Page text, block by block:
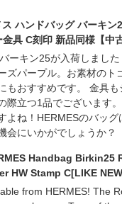
ハンドバッグ バーキン
具 C刻印 新品同様【中古
ーキン25が入荷しまし
ズパープル。お素材のト
もおすすめです。 金具も
際立つ1品でございます
よね！HERMESのバッ
会にいかがでしょうか？
Handbag Birkin25
HW Stamp C[LIKE
from HERMES! The